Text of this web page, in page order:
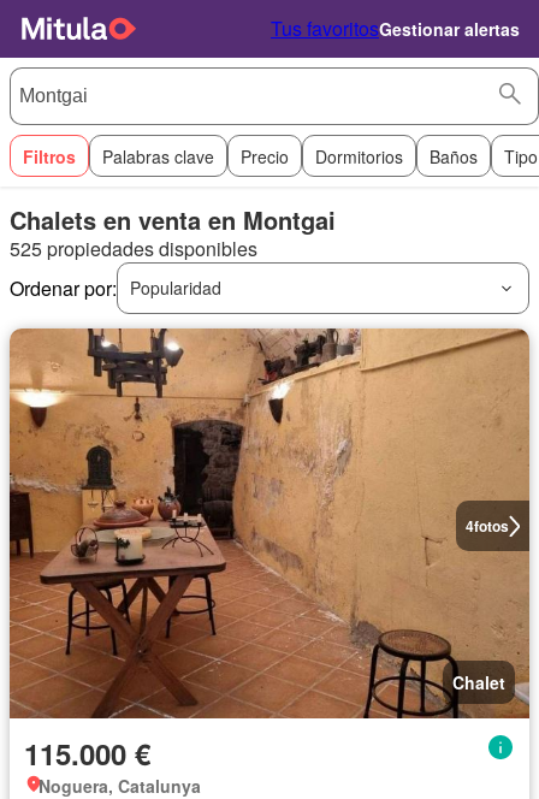
Tus favoritosGestionar alertas
Filtros Palabras clave Precio Dormitorios Baños
Chalets en venta en Montgai
525 propiedades disponibles
Ordenar por:
Popularidad
4fotos
Chalet
115.000 €
Noguera, Catalunya